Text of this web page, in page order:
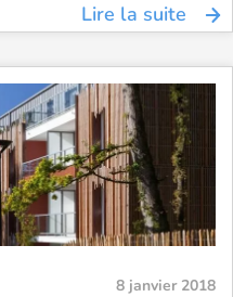
Lire la suite
8 janvier 2018